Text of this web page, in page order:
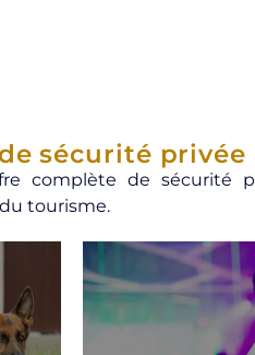
sécurité
complète de sécurité
tourisme.